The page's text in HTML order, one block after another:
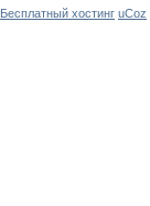
Бесплатный хостинг uCoz